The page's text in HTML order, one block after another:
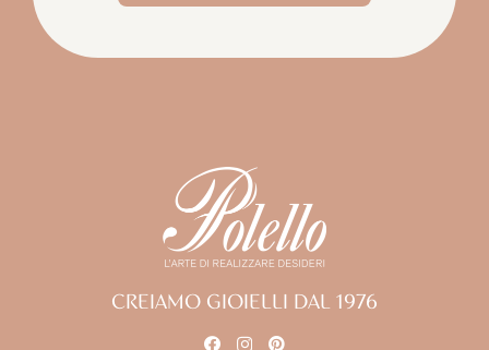
CREIAMO GIOIELLI DAL 1976